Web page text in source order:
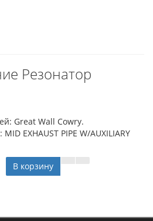
Резонатор
Great Wall Cowry.
EXHAUST PIPE W/AUXILIARY
В корзину